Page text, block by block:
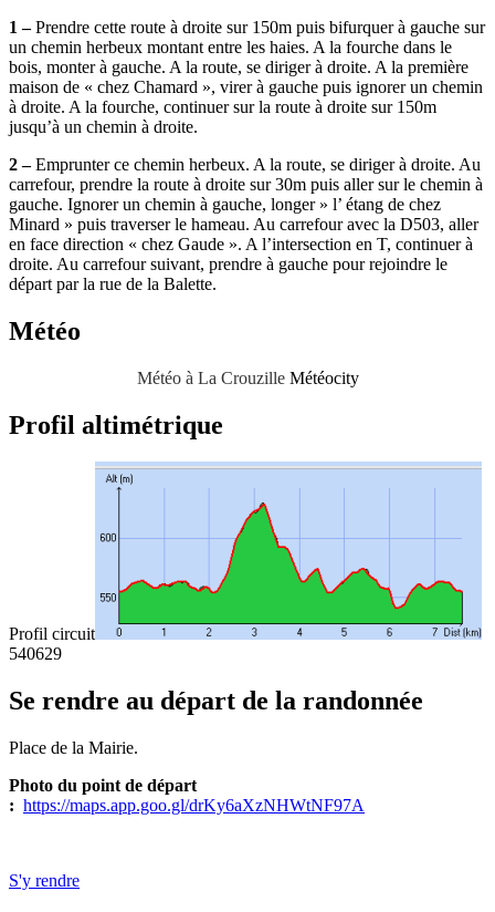
1 –Prendre cette route à droite sur 150m puis bifurquer à gauche sur
un chemin herbeux montant entre les haies. A la fourche dans le
bois, monter à gauche. A la route, se diriger à droite. A la première
maison de « chez Chamard », virer à gauche puis ignorer un chemin
à droite. A la fourche, continuer sur la route à droite sur 150m
jusqu’à un chemin à droite.
2 –Emprunter ce chemin herbeux. A la route, se diriger à droite. Au
carrefour, prendre la route à droite sur 30m puis aller sur le chemin à
gauche. Ignorer un chemin à gauche, longer » l’ étang de chez
Minard » puis traverser le hameau. Au carrefour avec la D503, aller
en face direction « chez Gaude ». A l’intersection en T, continuer à
droite. Au carrefour suivant, prendre à gauche pour rejoindre le
départ par la rue de la Balette.
Météo
Météo à La CrouzilleMétéocity
Profil altimétrique
Profil circuit
540629
Se rendre au départ de la randonnée
Place de la Mairie.
Photo du point de départ
: https://maps.app.goo.gl/drKy6aXzNHWtNF97A
S'y rendre